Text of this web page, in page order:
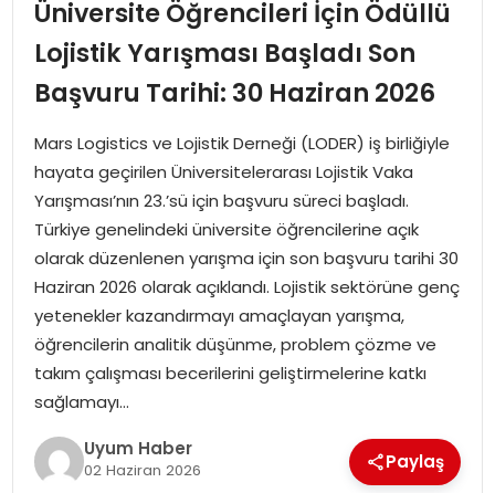
SPOR
TEKNOLOJI
SAĞLIK
MAGAZIN
YAŞAM
Üniversite Öğrencileri İçin Ödüllü
Lojistik Yarışması Başladı Son
Başvuru Tarihi: 30 Haziran 2026
Mars Logistics ve Lojistik Derneği (LODER) iş birliğiyle
hayata geçirilen Üniversitelerarası Lojistik Vaka
Yarışması’nın 23.’sü için başvuru süreci başladı.
Türkiye genelindeki üniversite öğrencilerine açık
olarak düzenlenen yarışma için son başvuru tarihi 30
Haziran 2026 olarak açıklandı. Lojistik sektörüne genç
yetenekler kazandırmayı amaçlayan yarışma,
öğrencilerin analitik düşünme, problem çözme ve
takım çalışması becerilerini geliştirmelerine katkı
sağlamayı…
Uyum Haber
02 Haziran 2026 Paylaş